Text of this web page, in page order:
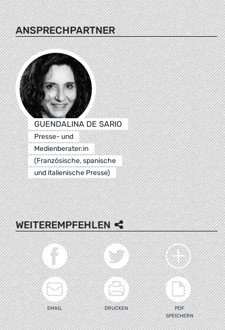
ANSPRECHPARTNER
GUENDALINA DE SARIO
Presse- und
Medienberater:in
(Französische, spanische
und italienische Presse)
WEITEREMPFEHLEN
EMAIL DRUCKEN
PDF
SPEICHERN